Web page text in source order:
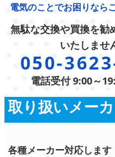
電気のことでお困りなら
無駄な交換や買換を勧
いたしませ
050-
電話受付 9:00～
取り扱いメー
各種メーカー対応します